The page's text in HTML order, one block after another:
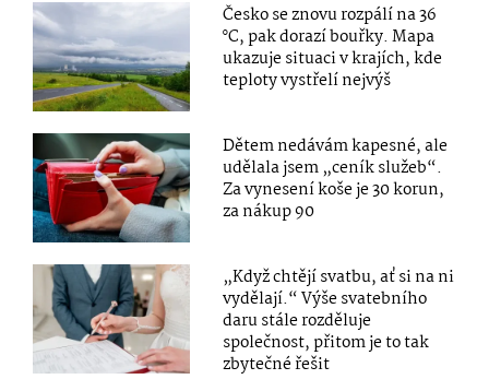
Česko se znovu rozpálí na 36
°C, pak dorazí bouřky. Mapa
ukazuje situaci v krajích, kde
teploty vystřelí nejvýš
Dětem nedávám kapesné, ale
udělala jsem „ceník služeb“.
Za vynesení koše je 30 korun,
za nákup 90
„Když chtějí svatbu, ať si na ni
vydělají.“ Výše svatebního
daru stále rozděluje
společnost, přitom je to tak
zbytečné řešit